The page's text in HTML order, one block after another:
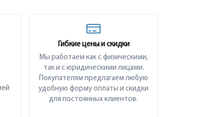
Гибкие цены и скидки
Мы работаем как с физическими,
так и с юридическими лицами.
Покупателям предлагаем любую
удобную форму оплаты и скидки
для постоянных клиентов.